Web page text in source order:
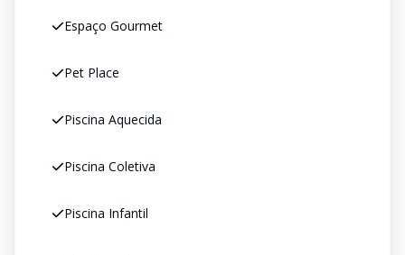
Espaço Gourmet
Pet Place
Piscina Aquecida
Piscina Coletiva
Piscina Infantil